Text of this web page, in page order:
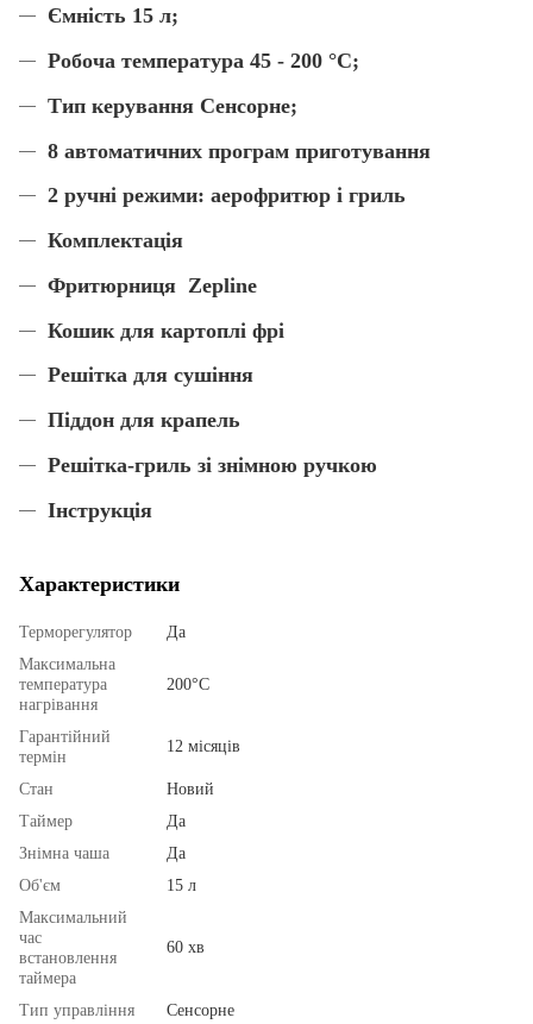
Ємність 15 л;
Робоча температура 45 - 200 °C;
Тип керування Сенсорне;
8 автоматичних програм приготування
2 ручні режими: аерофритюр і гриль
Комплектація
Фритюрниця Zepline
Кошик для картоплі фрі
Решітка для сушіння
Піддон для крапель
Решітка-гриль зі знімною ручкою
Інструкція
Характеристики
Терморегулятор
Да
Максимальна
температура
нагрівання
200°C
Гарантійний
термін
12 місяців
Стан
Новий
Таймер
Да
Знімна чаша
Да
Об'єм
15 л
Максимальний
час
встановлення
таймера
60 хв
Тип управління
Сенсорне